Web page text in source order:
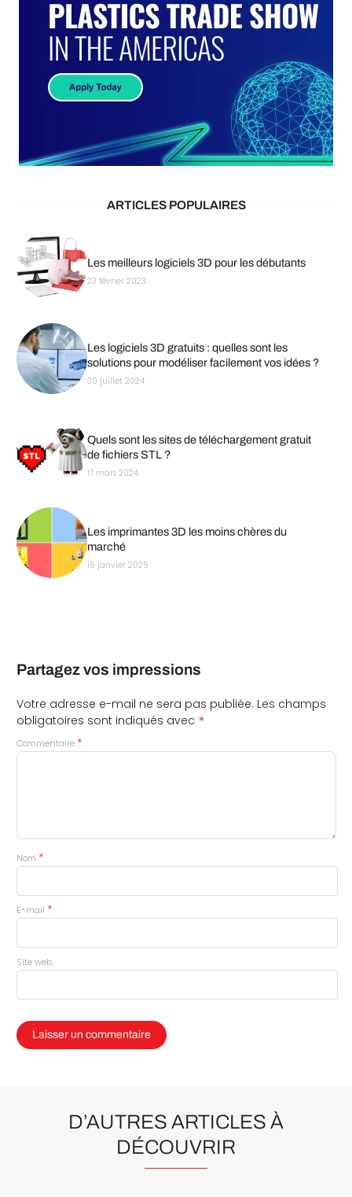
ARTICLES POPULAIRES
Les meilleurs logiciels 3D pour les débutants
23 février 2023
Les logiciels 3D gratuits : quelles sont les
solutions pour modéliser facilement vos idées ?
30 juillet 2024
Quels sont les sites de téléchargement gratuit
de fichiers STL ?
17 mars 2024
Les imprimantes 3D les moins chères du
marché
16 janvier 2025
Partagez vos impressions
Votre adresse e-mail ne sera pas publiée. Les champs
obligatoires sont indiqués avec *
Commentaire *
Nom *
E-mail *
Site web
D’AUTRES ARTICLES À
DÉCOUVRIR